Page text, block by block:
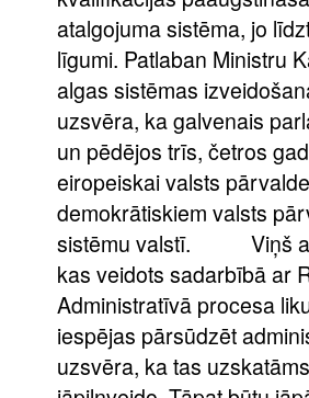
atalgojuma sistēma, jo
līgumi. Patlaban Ministru
algas sistēmas
uzsvēra, ka galvenais
un pēdējos trīs, četros
eiropeiskai valsts
demokrātiskiem valsts
sistēmu valstī. Viņš arī
kas veidots sadarbībā ar
Administratīvā procesa
iespējas pārsūdzēt
uzsvēra, ka tas